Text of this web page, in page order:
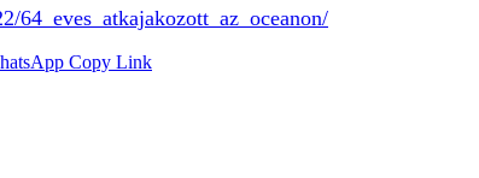
64_eves_atkajakozott_az_oceanon/
Copy Link